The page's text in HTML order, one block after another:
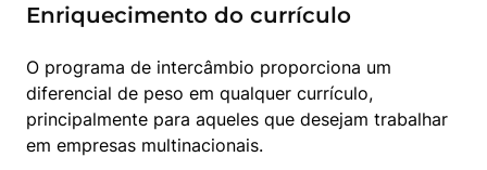
Enriquecimento do currículo
O programa de intercâmbio proporciona um
diferencial de peso em qualquer currículo,
principalmente para aqueles que desejam trabalhar
em empresas multinacionais.